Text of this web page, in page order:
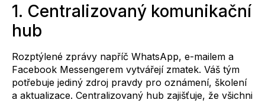
1. Centralizovaný komunikační
hub
Rozptýlené zprávy napříč WhatsApp, e-mailem a
Facebook Messengerem vytvářejí zmatek. Váš tým
potřebuje jediný zdroj pravdy pro oznámení, školení
a aktualizace. Centralizovaný hub zajišťuje, že všichni